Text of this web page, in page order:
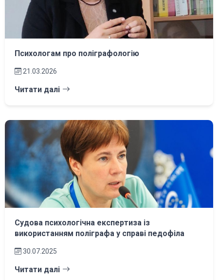
Психологам про поліграфологію
21.03.2026
Читати далі
Судова психологічна експертиза із
використанням поліграфа у справі педофіла
30.07.2025
Читати далі